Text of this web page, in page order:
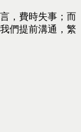
，費時失事；而
們提前溝通，繁